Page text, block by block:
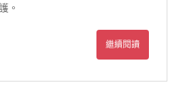
。
繼續閱讀